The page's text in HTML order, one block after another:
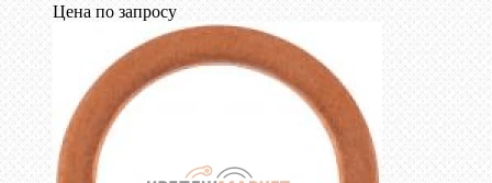
Цена по запросу